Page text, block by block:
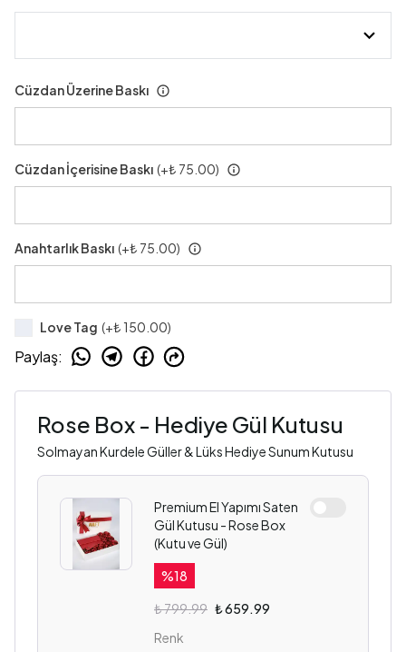
Cüzdan Üzerine Baskı
Cüzdan İçerisine Baskı (+₺ 75.00)
Anahtarlık Baskı (+₺ 75.00)
Love Tag (+₺ 150.00)
Paylaş:
Rose Box - Hediye Gül Kutusu
Solmayan Kurdele Güller & Lüks Hediye Sunum Kutusu
Premium El Yapımı Saten
Gül Kutusu - Rose Box
(Kutu ve Gül)
%18
₺ 799.99 ₺ 659.99
Renk